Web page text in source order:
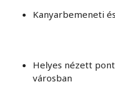
Kanyarbemeneti
Helyes nézett
városban